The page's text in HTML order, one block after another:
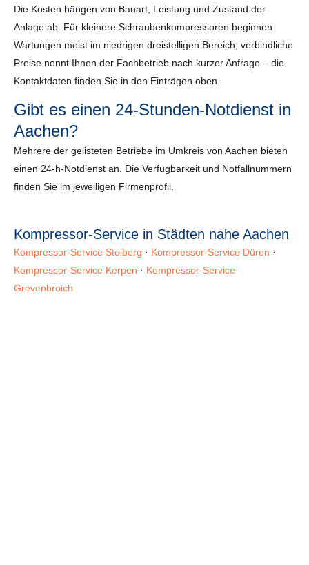
Die Kosten hängen von Bauart, Leistung und Zustand der
Anlage ab. Für kleinere Schraubenkompressoren beginnen
Wartungen meist im niedrigen dreistelligen Bereich; verbindliche
Preise nennt Ihnen der Fachbetrieb nach kurzer Anfrage – die
Kontaktdaten finden Sie in den Einträgen oben.
Gibt es einen 24-Stunden-Notdienst in
Aachen?
Mehrere der gelisteten Betriebe im Umkreis von Aachen bieten
einen 24-h-Notdienst an. Die Verfügbarkeit und Notfallnummern
finden Sie im jeweiligen Firmenprofil.
Kompressor-Service in Städten nahe Aachen
Kompressor-Service Stolberg · Kompressor-Service Düren ·
Kompressor-Service Kerpen · Kompressor-Service
Grevenbroich